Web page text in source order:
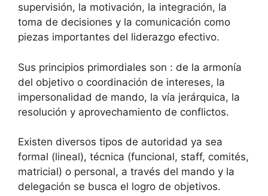
supervisión, la motivación, la integración, la
toma de decisiones y la comunicación como
piezas importantes del liderazgo efectivo.
Sus principios primordiales son : de la armonía
del objetivo o coordinación de intereses, la
impersonalidad de mando, la vía jerárquica, la
resolución y aprovechamiento de conflictos.
Existen diversos tipos de autoridad ya sea
formal (lineal), técnica (funcional, staff, comités,
matricial) o personal, a través del mando y la
delegación se busca el logro de objetivos.